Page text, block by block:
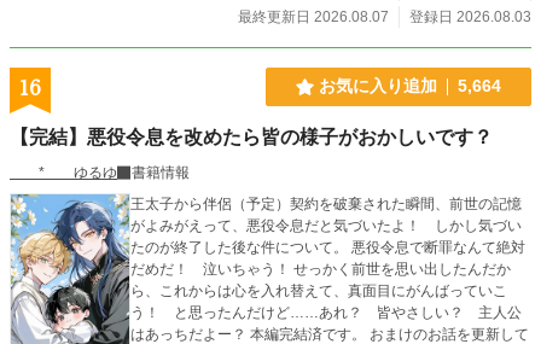
最終更新日 2026.08.07
登録日 2026.08.03
16 お気に入り追加 5,664
【完結】悪役令息を改めたら皆の様子がおかしいです？
* ゆるゆ
書籍情報
王太子から伴侶（予定）契約を破棄された瞬間、前世の記憶
がよみがえって、悪役令息だと気づいたよ！ しかし気づい
たのが終了した後な件について。 悪役令息で断罪なんて絶対
だめだ！ 泣いちゃう！ せっかく前世を思い出したんだか
ら、これからは心を入れ替えて、真面目にがんばっていこ
う！ と思ったんだけど……あれ？ 皆やさしい？ 主人公
はあっちだよー？ 本編完結済です。 おまけのお話を更新して